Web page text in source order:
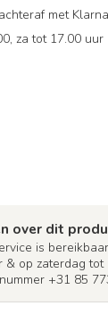
met Klarna
za tot 17.00 uur
over dit
is
& op zaterdag
+31 85